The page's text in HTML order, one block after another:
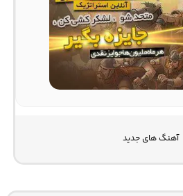
آهنگ های جدید